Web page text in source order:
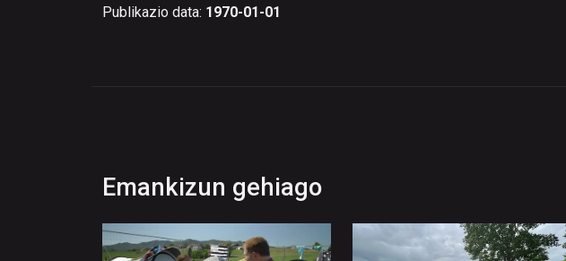
Publikazio data: 1970-01-01
Emankizun gehiago